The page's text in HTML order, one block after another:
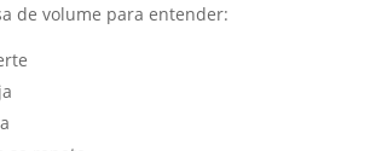
de volume para entender: